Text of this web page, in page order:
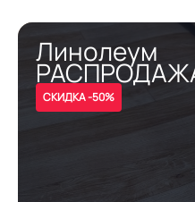
Линолеум
СКИДКА -50%